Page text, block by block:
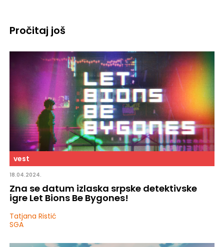
Pročitaj još
vest
18.04.2024.
Zna se datum izlaska srpske detektivske
igre Let Bions Be Bygones!
Tatjana Ristić
SGA